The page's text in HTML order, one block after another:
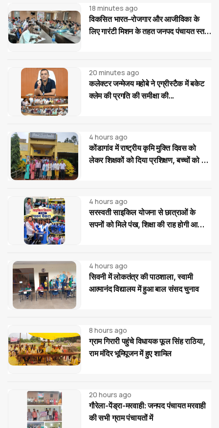
18 minutes ago
विकसित भारत–रोजगार और आजीविका के
लिए गारंटी मिशन के तहत जनपद पंचायत स्तर
20 minutes ago
कलेक्टर जन्मेजय महोबे ने एग्रीस्टैक में बकेट
क्लेम की प्रगति की समीक्षा की...
4 hours ago
कोंडागांव में राष्ट्रीय कृमि मुक्ति दिवस को
लेकर शिक्षकों को दिया प्रशिक्षण, बच्चों को दवा
4 hours ago
सरस्वती साइकिल योजना से छात्राओं के
सपनों को मिले पंख, शिक्षा की राह होगी आसान:
4 hours ago
सिवनी में लोकतंत्र की पाठशाला, स्वामी
आत्मानंद विद्यालय में हुआ बाल संसद चुनाव
8 hours ago
ग्राम गिरारी पहुंचे विधायक फूल सिंह राठिया,
राम मंदिर भूमिपूजन में हुए शामिल
20 hours ago
गौरेला-पेंड्रा-मरवाही: जनपद पंचायत मरवाही
की सभी ग्राम पंचायतों में